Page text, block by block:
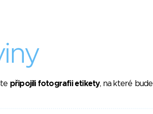
připojili fotografii etikety, na které bude